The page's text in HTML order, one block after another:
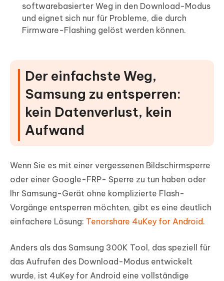
softwarebasierter Weg in den Download-Modus
und eignet sich nur für Probleme, die durch
Firmware-Flashing gelöst werden können.
Der einfachste Weg,
Samsung zu entsperren:
kein Datenverlust, kein
Aufwand
Wenn Sie es mit einer vergessenen Bildschirmsperre
oder einer Google-FRP- Sperre zu tun haben oder
Ihr Samsung-Gerät ohne komplizierte Flash-
Vorgänge entsperren möchten, gibt es eine deutlich
einfachere Lösung: Tenorshare 4uKey for Android.
Anders als das Samsung 300K Tool, das speziell für
das Aufrufen des Download-Modus entwickelt
wurde, ist 4uKey for Android eine vollständige